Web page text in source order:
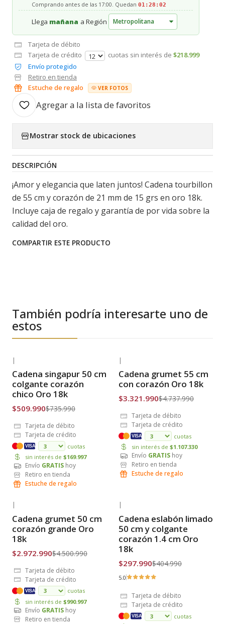
Comprando antes de las 17:00. Quedan 01:28:02
Llega mañana a Región
Tarjeta de débito
Tarjeta de crédito
cuotas sin interés de $218.999
Envío protegido
Retiro en tienda
Estuche de regalo
VER FOTOS
Agregar a la lista de favoritos
Mostrar stock de ubicaciones
DESCRIPCIÓN
¡Amor y elegancia que laten juntos! Cadena tourbillon
de 55 cm y corazón de 21 mm de 15 grs en oro 18k.
Incluye caja de regalo y garantía de por vida sobre la
calidad del oro.
COMPARTIR ESTE PRODUCTO
También podría interesarte uno de
estos
Envío Gratis
|
Cadena singapur 50 cm
colgante corazón
chico Oro 18k
$509.990$735.990
Tarjeta de débito
Tarjeta de crédito
VISA
cuotas
sin interés de $169.997
Envío GRATIS hoy
Retiro en tienda
Estuche de regalo
Envío Gratis
|
Cadena grumet 55 cm
con corazón Oro 18k
$3.321.990$4.737.990
Tarjeta de débito
Tarjeta de crédito
VISA
cuotas
sin interés de $1.107.330
Envío GRATIS hoy
Retiro en tienda
Estuche de regalo
Envío Gratis
|
Cadena grumet 50 cm
corazón grande Oro
18k
$2.972.990$4.500.990
Tarjeta de débito
Tarjeta de crédito
VISA
cuotas
sin interés de $990.997
Envío GRATIS hoy
Retiro en tienda
Envío Gratis
|
Cadena eslabón limado
50 cm y colgante
corazón 1.4 cm Oro
18k
$297.990$404.990
5.0
Tarjeta de débito
Tarjeta de crédito
VISA
cuotas